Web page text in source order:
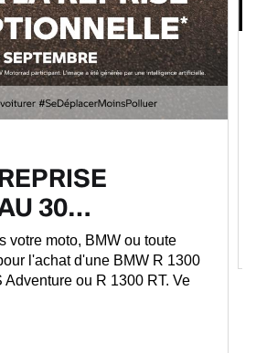
30…
votre moto, BMW ou toute
l'achat d'une BMW R 1300
Adventure ou R 1300 RT. Ve